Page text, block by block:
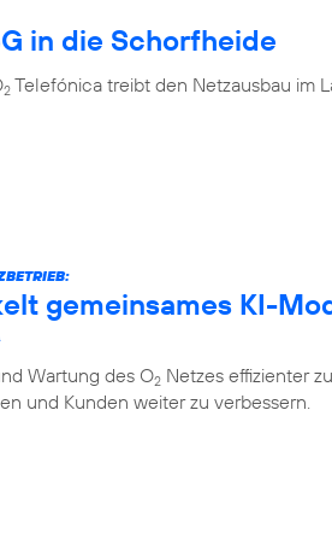
in die Schorfheide
2 Telefónica treibt den Netzausbau im
gemeinsames KI-
Wartung des O2 Netzes effizienter
und Kunden weiter zu verbessern.